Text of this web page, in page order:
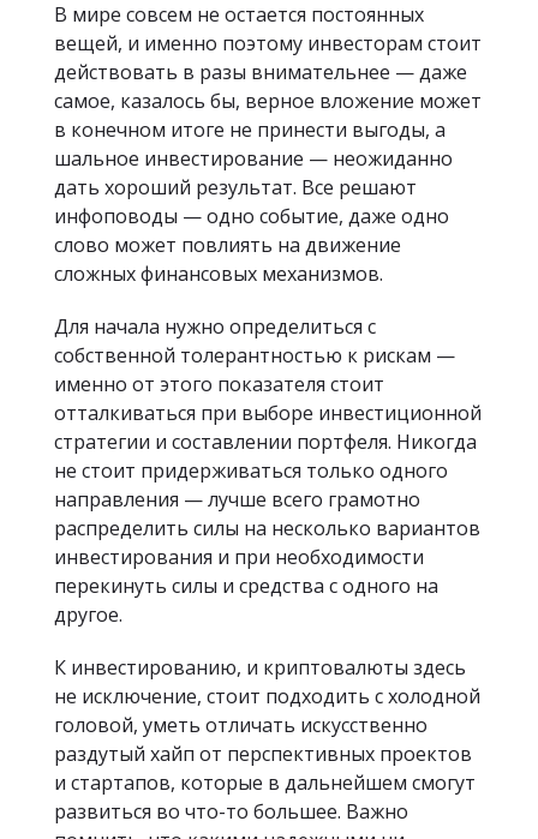
В мире совсем не остается постоянных
вещей, и именно поэтому инвесторам стоит
действовать в разы внимательнее — даже
самое, казалось бы, верное вложение может
в конечном итоге не принести выгоды, а
шальное инвестирование — неожиданно
дать хороший результат. Все решают
инфоповоды — одно событие, даже одно
слово может повлиять на движение
сложных финансовых механизмов.
Для начала нужно определиться с
собственной толерантностью к рискам —
именно от этого показателя стоит
отталкиваться при выборе инвестиционной
стратегии и составлении портфеля. Никогда
не стоит придерживаться только одного
направления — лучше всего грамотно
распределить силы на несколько вариантов
инвестирования и при необходимости
перекинуть силы и средства с одного на
другое.
К инвестированию, и криптовалюты здесь
не исключение, стоит подходить с холодной
головой, уметь отличать искусственно
раздутый хайп от перспективных проектов
и стартапов, которые в дальнейшем смогут
развиться во что-то большее. Важно